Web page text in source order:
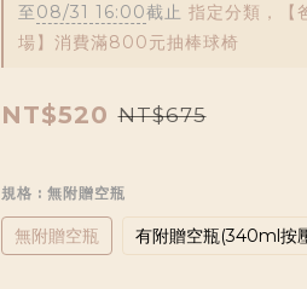
至08/31 16:00截止 指定分類，【
場】消費滿800元抽棒球椅
NT$520 NT$675
規格 : 無附贈空瓶
無附贈空瓶 有附贈空瓶(340ml按